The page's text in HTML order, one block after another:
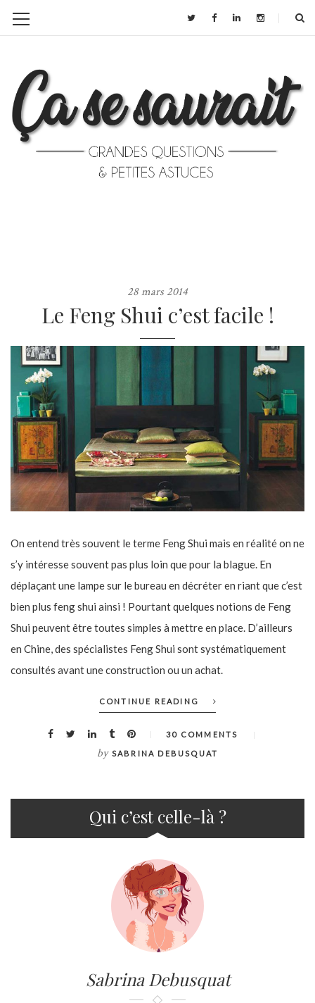
28 mars 2014
Le Feng Shui c’est facile !
On entend très souvent le terme Feng Shui mais en réalité on ne
s’y intéresse souvent pas plus loin que pour la blague. En
déplaçant une lampe sur le bureau en décréter en riant que c’est
bien plus feng shui ainsi ! Pourtant quelques notions de Feng
Shui peuvent être toutes simples à mettre en place. D’ailleurs
en Chine, des spécialistes Feng Shui sont systématiquement
consultés avant une construction ou un achat.
CONTINUE READING
30 COMMENTS
by SABRINA DEBUSQUAT
Qui c’est celle-là ?
Sabrina Debusquat